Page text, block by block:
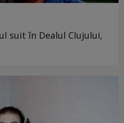
suit în Dealul Clujului,